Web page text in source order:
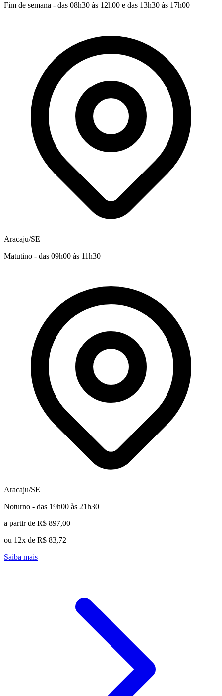
Fim de semana - das 08h30 às 12h00 e das 13h30 às 17h00
Aracaju/SE
Matutino - das 09h00 às 11h30
Aracaju/SE
Noturno - das 19h00 às 21h30
a partir de R$ 897,00
ou 12x de R$ 83,72
Saiba mais